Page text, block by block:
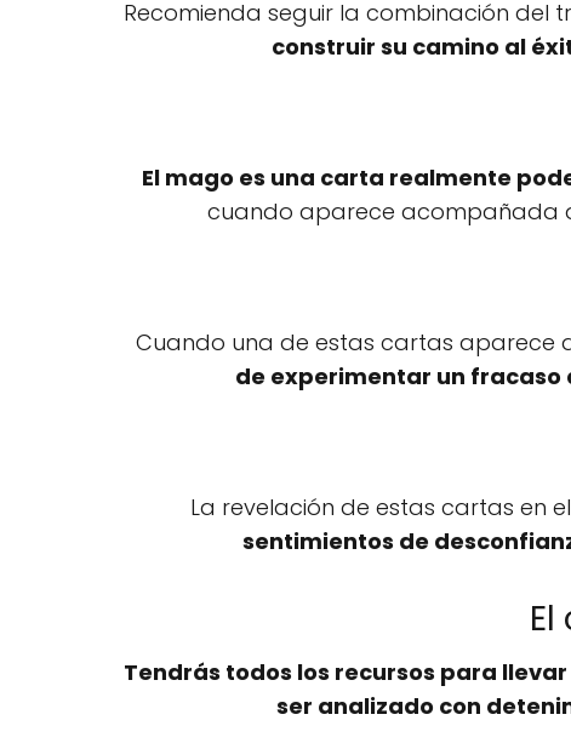
Recomienda seguir la combinación
construir su camino al
El mago es una carta realmente
cuando aparece acompañada
Cuando una de estas cartas aparece
de experimentar un fracaso
La revelación de estas cartas en
sentimientos de
Tendrás todos los recursos para
ser analizado con